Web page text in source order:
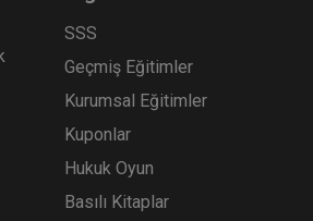
SSS
Geçmiş Eğitimler
Kurumsal Eğitimler
Kuponlar
Hukuk Oyun
Basılı Kitaplar